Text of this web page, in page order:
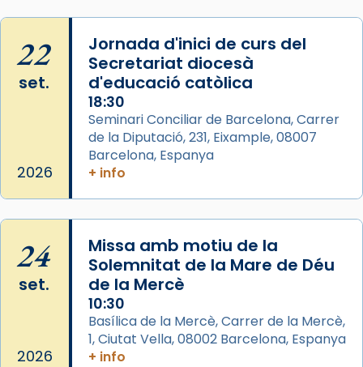
Arquebisbat de Barcelona
2 weeks ago
Memòria de les santes Juliana i
Semproniana, verges i màrtirs.
Acompanyant la història de sant Cugat, a
eterna”) són deixebles seves. I l’any 1667, el
frare Joan Gaspar Roig, afirma en una obra
que les santes són filles de l’antiga Iluro.
Mataró en reivindicarà les relíquies fins que
les aconseguirà el 1772. L’ofici que es canta
a la “Missa de les Santes” (“Missa de
22
set.
2026
Jornada d'inici de curs del
Secretariat diocesà
d'educació catòlica
18:30
Seminari Conciliar de Barcelona, Carrer
de la Diputació, 231, Eixample, 08007
Barcelona, Espanya
+ info
24
set.
2026
Missa amb motiu de la
Solemnitat de la Mare de Déu
de la Mercè
10:30
Basílica de la Mercè, Carrer de la Mercè,
1, Ciutat Vella, 08002 Barcelona, Espanya
+ info